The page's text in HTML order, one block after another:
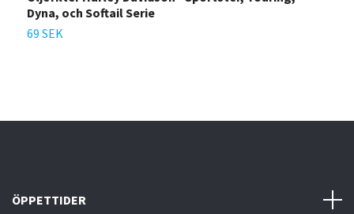
Dyna, och Softail Serie
69 SEK
ÖPPETTIDER